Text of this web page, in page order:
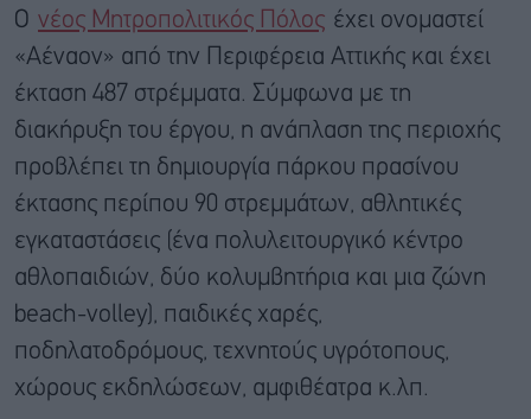
Ο νέος Μητροπολιτικός Πόλος έχει ονομαστεί
«Αέναον» από την Περιφέρεια Αττικής και έχει
έκταση 487 στρέμματα. Σύμφωνα με τη
διακήρυξη του έργου, η ανάπλαση της περιοχής
προβλέπει τη δημιουργία πάρκου πρασίνου
έκτασης περίπου 90 στρεμμάτων, αθλητικές
εγκαταστάσεις (ένα πολυλειτουργικό κέντρο
αθλοπαιδιών, δύο κολυμβητήρια και μια ζώνη
beach-volley), παιδικές χαρές,
ποδηλατοδρόμους, τεχνητούς υγρότοπους,
χώρους εκδηλώσεων, αμφιθέατρα κ.λπ.